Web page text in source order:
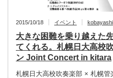
2015/10/18 イベント kobayashi
大きな困難を乗り越えた
てくれる。札幌日大高校
ン Joint Concert in kitara
札幌日大高校吹奏楽部 × 札幌